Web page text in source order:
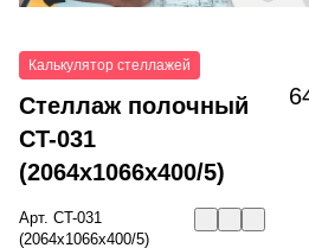
Калькулятор стеллажей
Стеллаж полочный
СT-031
(2064x1066x400/5)
Арт. СT-031
(2064x1066x400/5)